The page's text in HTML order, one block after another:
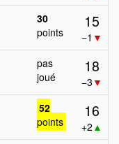
30
points
15
−1 ▼
pas
joué
18
−3 ▼
52
points
16
+2 ▲